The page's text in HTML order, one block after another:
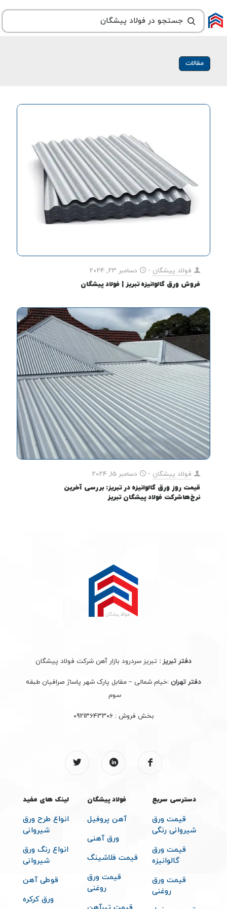
مقالات
فولاد پیشگان -
دسامبر 23, 2024
فروش ورق گالوانیزه تبریز | فولاد پیشگان
فولاد پیشگان -
دسامبر 15, 2024
قیمت روز ورق گالوانیزه در تبریز: بررسی آخرین
نرخ‌هاشرکت فولاد پیشگان تبریز
دفتر تبریز : تبریز سردرود بازار آهن شرکت فولاد پیشگان
دفتر تهران :خیام شمالی – مقابل پارک شهر پاساژ صرافیان طبقه
سوم
بخش فروش :09213643306
دسترسی سریع
قیمت ورق
شیروانی رنگی
قیمت ورق
گالوانیزه
قیمت ورق
روغنی
فولاد پیشگان
آهن پروفیل
ورق آهنی
قیمت فلاشینگ
قیمت ورق
روغنی
لینک های مفید
انواع طرح ورق
شیروانی
انواع رنگ ورق
شیروانی
قوطی آهن
ورق کرکره